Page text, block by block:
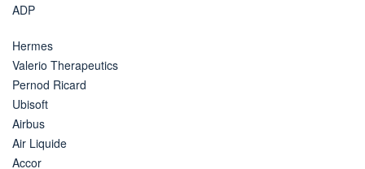
ADP
Hermes
Valerio Therapeutics
Pernod Ricard
Ubisoft
Airbus
Air Liquide
Accor